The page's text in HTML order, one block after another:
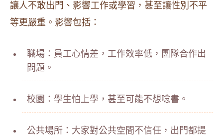
讓人不敢出門、影響工作或學習，甚至讓性別不平
等更嚴重。影響包括：
職場：員工心情差，工作效率低，團隊合作出
問題。
校園：學生怕上學，甚至可能不想唸書。
公共場所：大家對公共空間不信任，出門都提